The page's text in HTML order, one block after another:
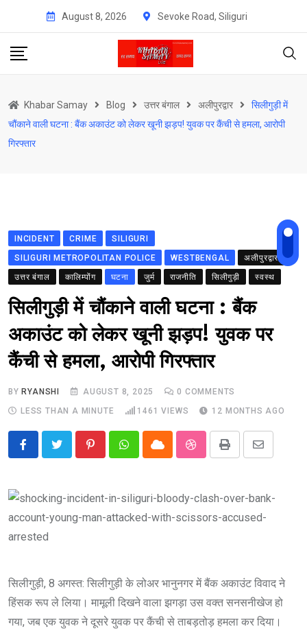
content
August 8, 2026 Sevoke Road, Siliguri
Khabar Samay Blog उत्तर बंगाल अलीपुरद्वार
सिलीगुड़ी में
चौंकाने वाली घटना : बैंक अकाउंट को लेकर खूनी झड़प! युवक पर कैंची से हमला, आरोपी
गिरफ्तार
INCIDENT CRIME
SILIGURI
SILIGURI METROPOLITAN POLICE
WESTBENGAL
अलीपुरद्वार
उत्तर बंगाल
कालिम्पोंग घटना जुर्म राजनीति सिलीगुड़ी स्वस्थ
सिलीगुड़ी में चौंकाने वाली घटना : बैंक
अकाउंट को लेकर खूनी झड़प! युवक पर
कैंची से हमला, आरोपी गिरफ्तार
BY RYANSHI AUGUST 8, 2025 0 COMMENTS
LESS THAN A MINUTE
1461 VIEWS 12 MONTHS AGO
PinterestWhatsappCloud StumbleUpon
Print
Share
Email
सिलीगुड़ी, 8 अगस्त: सिलीगुड़ी के लोअर भानुनगर में बैंक अकाउंट विवाद ने
हिंसक रूप ले लिया। मामूली दिखने वाला झगड़ा उस वक्त सनसनीखेज हो
गया, जब एक युवक ने दूसरे युवक पर कैंची से ताबड़तोड़ हमला कर दिया।